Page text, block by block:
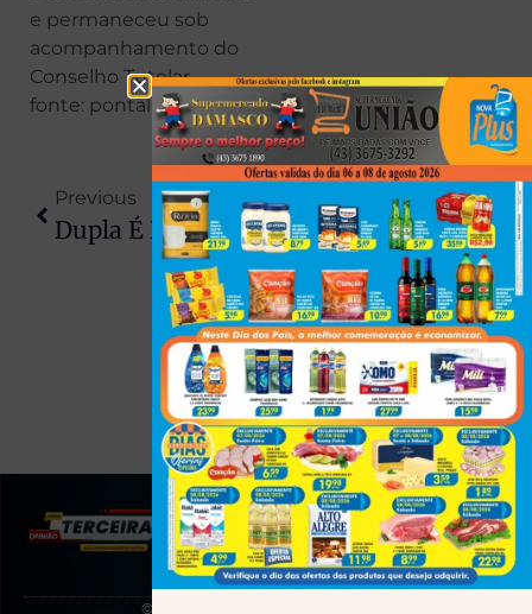
e permaneceu sob
acompanhamento do
Conselho Tutelar.
fonte: pontal news
Previous
Dupla É Detida Após Roubo A Residência Em Presidente Prudente
Next
Operação Policial Prende Jovem Com Quase 28 Gramas De Crack E Arma Adaptável Em Mirante Do Paranapanema
(43) 991545950
© 2025 Todos os direitos reservados